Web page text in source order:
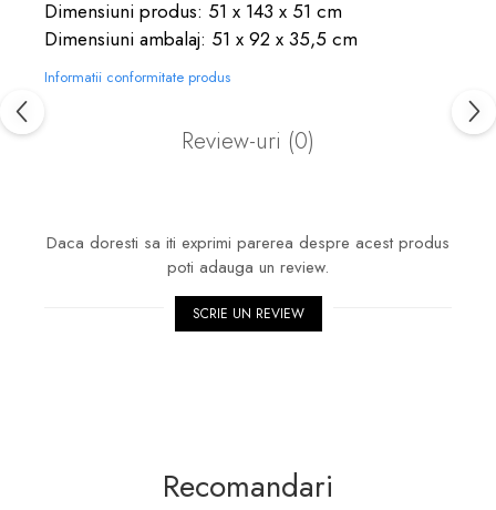
Dimensiuni produs: 51 x 143 x 51 cm
Dimensiuni ambalaj: 51 x 92 x 35,5 cm
Informatii conformitate produs
Review-uri (0)
Daca doresti sa iti exprimi parerea despre acest produs
poti adauga un review.
SCRIE UN REVIEW
Recomandari